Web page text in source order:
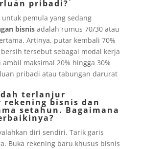
pribadi?
pemula yang sedang
bisnisadalah rumus 70/30 atau
Artinya, putar kembali 70%
tersebut sebagai modal kerja
maksimal 20% hingga 30%
pribadi atau tabungan darurat
terlanjur
rekening bisnis dan
setahun. Bagaimana
diri sendiri. Tarik garis
Buka rekening baru khusus bisnis